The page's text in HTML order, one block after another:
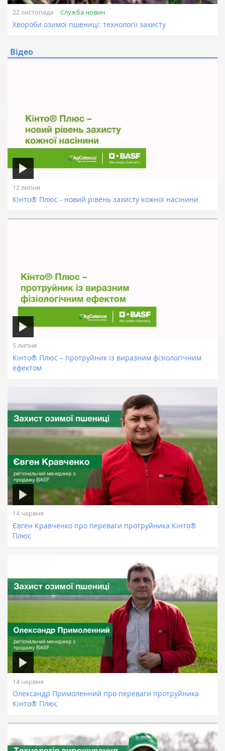
22 листопада Служба новин
Хвороби озимої пшениці: технології захисту
Відео
12 липня
Кінто® Плюс - новий рівень захисту кожної насінини
5 липня
Кінто® Плюс – протруйник із виразним фізіологічним
ефектом
14 червня
Євген Кравченко про переваги протруйника Кінто®
Плюс
14 червня
Олександр Примоленний про переваги протруйника
Кінто® Плюс